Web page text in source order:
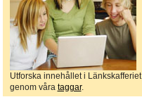
Utforska innehållet i Länkskafferiet
genom våra taggar.